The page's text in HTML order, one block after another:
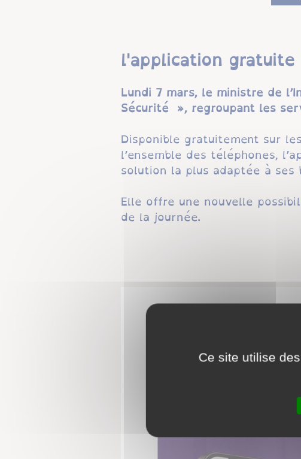
l'application
Lundi 7 mars, le ministre de
Sécurité », regroupant les
Disponible gratuitement sur
l’ensemble des téléphones,
solution la plus adaptée à ses
Elle offre une nouvelle
de la journée.
Ce site utilise